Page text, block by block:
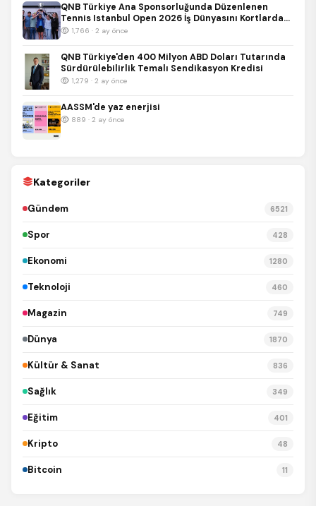
QNB Türkiye Ana Sponsorluğunda Düzenlenen
Tennis Istanbul Open 2026 İş Dünyasını Kortlarda
Buluşturdu
1,766 · 2 ay önce
QNB Türkiye'den 400 Milyon ABD Doları Tutarında
Sürdürülebilirlik Temalı Sendikasyon Kredisi
1,279 · 2 ay önce
AASSM'de yaz enerjisi
889 · 2 ay önce
Kategoriler
Gündem 6521
Spor 428
Ekonomi 1280
Teknoloji 460
Magazin 749
Dünya 1870
Kültür & Sanat 836
Sağlık 349
Eğitim 401
Kripto 48
Bitcoin 11